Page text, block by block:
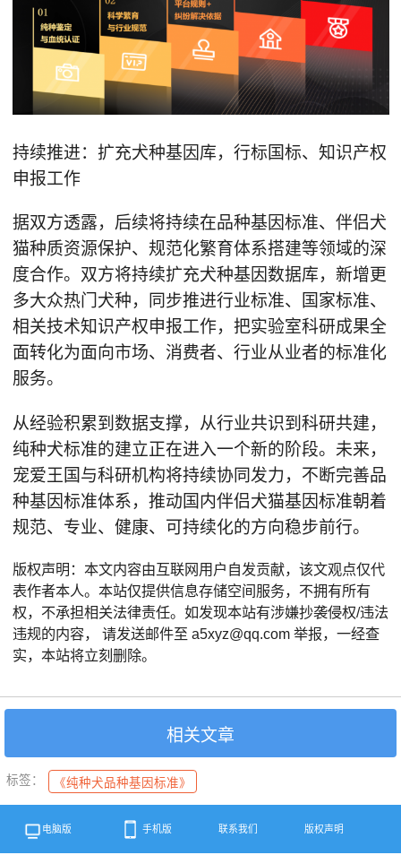
持续推进：扩充犬种基因库，行标国标、知识产权
申报工作
据双方透露，后续将持续在品种基因标准、伴侣犬
猫种质资源保护、规范化繁育体系搭建等领域的深
度合作。双方将持续扩充犬种基因数据库，新增更
多大众热门犬种，同步推进行业标准、国家标准、
相关技术知识产权申报工作，把实验室科研成果全
面转化为面向市场、消费者、行业从业者的标准化
服务。
从经验积累到数据支撑，从行业共识到科研共建，
纯种犬标准的建立正在进入一个新的阶段。未来，
宠爱王国与科研机构将持续协同发力，不断完善品
种基因标准体系，推动国内伴侣犬猫基因标准朝着
规范、专业、健康、可持续化的方向稳步前行。
版权声明：本文内容由互联网用户自发贡献，该文观点仅代
表作者本人。本站仅提供信息存储空间服务，不拥有所有
权，不承担相关法律责任。如发现本站有涉嫌抄袭侵权/违法
违规的内容， 请发送邮件至 a5xyz@qq.com 举报，一经查
实，本站将立刻删除。
相关文章
标签： 《纯种犬品种基因标准》
电脑版 手机版 联系我们 版权声明